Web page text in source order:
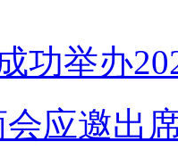
功举办